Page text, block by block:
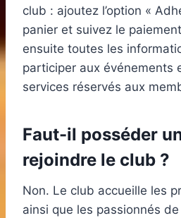
club : ajoutez l’option «
panier et suivez le
ensuite toutes les
participer aux événements
services réservés aux
Faut-il posséder
rejoindre le club ?
Non. Le club accueille les
ainsi que les passionnés